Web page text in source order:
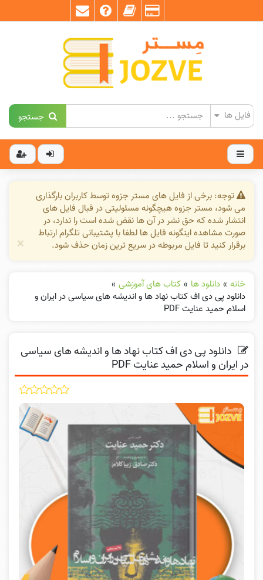
جستجو
توجه: برخی از فایل های مستر جزوه توسط کاربران بارگذاری
می شود، مستر جزوه هیچگونه مسئولیتی در قبال فایل های
انتشار شده که حق نشر در آن ها نقض شده است را ندارد، در
صورت مشاهده اینگونه فایل ها لطفا با پشتیبانی تلگرام ارتباط
برقرار کنید تا فایل مربوطه در سریع ترین زمان حذف شود.
×
خانه » دانلود ها » کتاب های آموزشی »
دانلود پی دی اف کتاب نهاد ها و اندیشه های سیاسی در ایران و
اسلام حمید عنایت PDF
دانلود پی دی اف کتاب نهاد ها و اندیشه های سیاسی
در ایران و اسلام حمید عنایت PDF